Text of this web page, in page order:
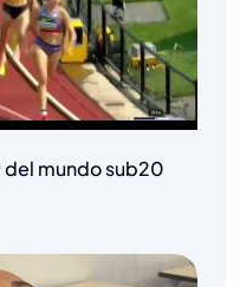
del mundo sub20